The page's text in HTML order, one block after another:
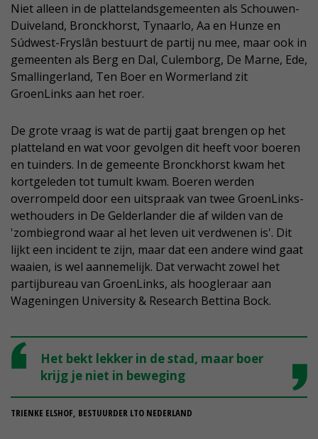
Niet alleen in de plattelandsgemeenten als Schouwen-
Duiveland, Bronckhorst, Tynaarlo, Aa en Hunze en
Súdwest-Fryslân bestuurt de partij nu mee, maar ook in
gemeenten als Berg en Dal, Culemborg, De Marne, Ede,
Smallingerland, Ten Boer en Wormerland zit
GroenLinks aan het roer.
De grote vraag is wat de partij gaat brengen op het
platteland en wat voor gevolgen dit heeft voor boeren
en tuinders. In de gemeente Bronckhorst kwam het
kortgeleden tot tumult kwam. Boeren werden
overrompeld door een uitspraak van twee GroenLinks-
wethouders in De Gelderlander die af wilden van de
'zombiegrond waar al het leven uit verdwenen is'. Dit
lijkt een incident te zijn, maar dat een andere wind gaat
waaien, is wel aannemelijk. Dat verwacht zowel het
partijbureau van GroenLinks, als hoogleraar aan
Wageningen University & Research Bettina Bock.
Het bekt lekker in de stad, maar boer
krijg je niet in beweging
TRIENKE ELSHOF, BESTUURDER LTO NEDERLAND